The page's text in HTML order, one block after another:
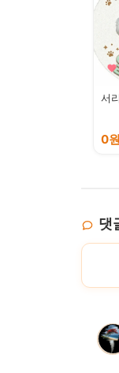
서
0원
댓